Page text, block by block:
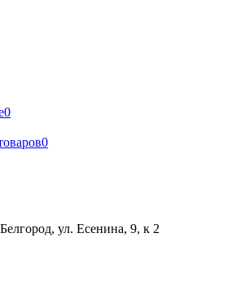
0
0
ул. Есенина, 9, к 2